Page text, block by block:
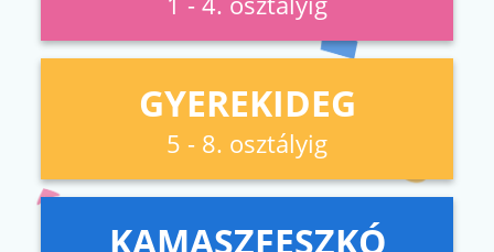
GYEREKIDEG
5 - 8. osztályig
KAMASZFESZKÓ